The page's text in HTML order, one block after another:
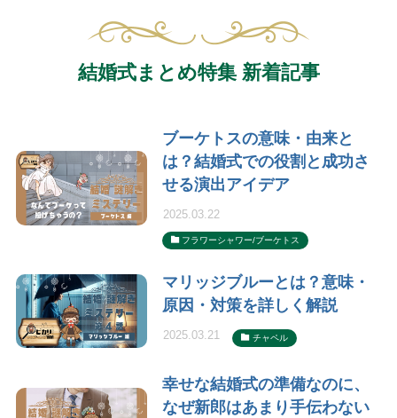
結婚式まとめ特集 新着記事
ブーケトスの意味・由来と
は？結婚式での役割と成功さ
せる演出アイデア
2025.03.22
フラワーシャワー/ブーケトス
マリッジブルーとは？意味・
原因・対策を詳しく解説
2025.03.21 チャペル
幸せな結婚式の準備なのに、
なぜ新郎はあまり手伝わない